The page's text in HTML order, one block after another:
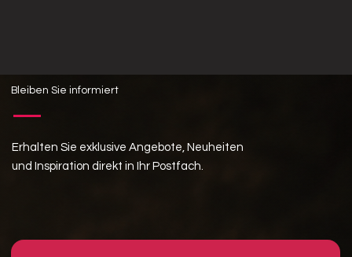
Bleiben Sie informiert
Erhalten Sie exklusive Angebote, Neuheiten
und Inspiration direkt in Ihr Postfach.